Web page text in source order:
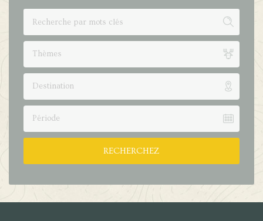
Thèmes
Destination
Période
RECHERCHEZ